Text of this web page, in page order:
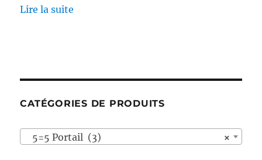
Lire la suite
CATÉGORIES DE PRODUITS
×
5=5 Portail (3)